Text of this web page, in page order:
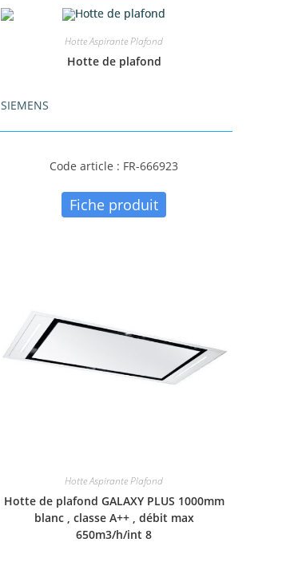
Hotte Aspirante Plafond
Hotte de plafond
SIEMENS
Code article : FR-666923
Fiche produit
Hotte Aspirante Plafond
Hotte de plafond GALAXY PLUS 1000mm
blanc , classe A++ , débit max
650m3/h/int 8